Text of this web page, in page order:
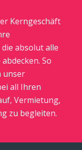
Kerngeschäft
absolut alle
So
unser
all Ihren
Vermietung,
zu begleiten.